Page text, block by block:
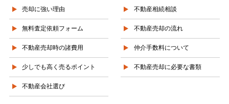
売却に強い理由 不動産相続相談
無料査定依頼フォーム 不動産売却の流れ
不動産売却時の諸費用 仲介手数料について
少しでも高く売るポイント 不動産売却に必要な書類
不動産会社選び